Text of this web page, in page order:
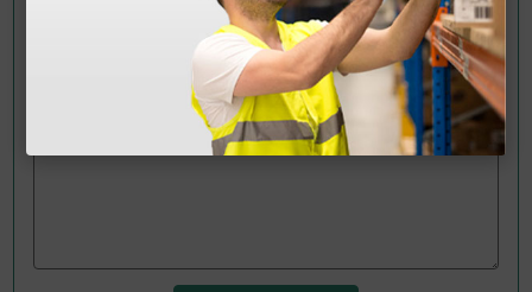
¿Todavía tienes alguna duda? ¿Necesitas más
Envía ahora mismo tu pregunta a los colegas que ya
han adquirido este producto.